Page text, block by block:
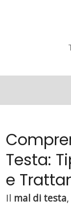
Testa:
e
Il mal di testa